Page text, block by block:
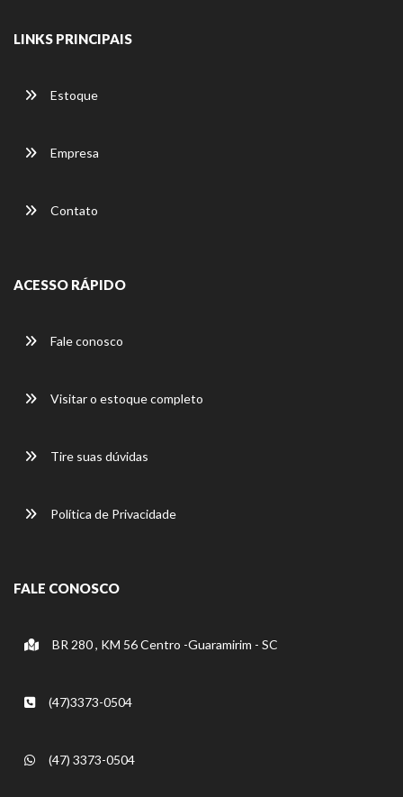
LINKS PRINCIPAIS
Estoque
Empresa
Contato
ACESSO RÁPIDO
Fale conosco
Visitar o estoque completo
Tire suas dúvidas
Política de Privacidade
FALE CONOSCO
BR 280 , KM 56 Centro -Guaramirim - SC
(47)3373-0504
(47) 3373-0504